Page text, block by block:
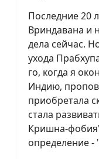
Последние 20
Вриндавана и
дела сейчас.
ухода
го, когда я
Индию,
приобретала
стала
Кришна-
определение